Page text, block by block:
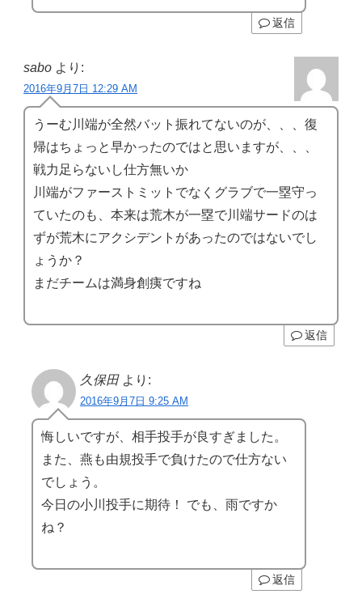
返信
sabo より:
2016年9月7日 12:29 AM
うーむ川端が全然バット振れてないのが、、、復
帰はちょっと早かったのではと思いますが、、、
戦力足らないし仕方無いか
川端がファーストミットでなくグラブで一塁守っ
ていたのも、本来は荒木が一塁で川端サードのは
ずが荒木にアクシデントがあったのではないでし
ょうか？
まだチームは満身創痍ですね
返信
久保田 より:
2016年9月7日 9:25 AM
悔しいですが、相手投手が良すぎました。
また、燕も由規投手で負けたので仕方ない
でしょう。
今日の小川投手に期待！ でも、雨ですか
ね？
返信